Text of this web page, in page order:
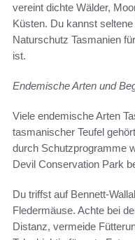
vereint dichte Wälder,
Küsten. Du kannst
Naturschutz Tasmanien
ist.
Endemische Arten und
Viele endemische Arten
tasmanischer Teufel
durch Schutzprogramme
Devil Conservation Park
Du triffst auf Bennett-
Fledermäuse. Achte bei
Distanz, vermeide